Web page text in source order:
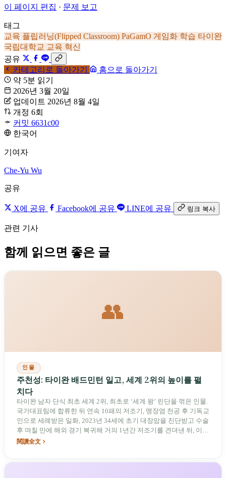
이 페이지 편집 · 문제 보고
태그
교육 플립러닝(Flipped Classroom) PaGamO 게임화 학습 타이완
국립대학교 교육 혁신
공유
카테고리로 돌아가기
홈으로 돌아가기
약 5분 읽기
2026년 3월 20일
업데이트 2026년 8월 4일
개정 6회
커밋 6631c00
한국어
기여자
Che-Yu Wu
공유
X에 공유 Facebook에 공유 LINE에 공유 링크 복사
관련 기사
함께 읽으면 좋은 글
👥
인물
주천성: 타이완 배드민턴 일고, 세계 2위의 높이를 펼
치다
타이완 남자 단식 최초 세계 2위, 최초로 ‘세계 왕’ 린단을 꺾은 인물.
국가대표팀에 합류한 뒤 연속 10패의 저조기, 맹장염 천공 후 기독교
인으로 세례받은 일화, 2023년 34세에 초기 대장암을 진단받고 수술
후 며칠 만에 해외 경기 복귀해 거의 1년간 저조기를 견뎌낸 뒤, 이듬
해 파리 올림픽에서 8강에 진출했다. 주천성은 타고난 재능에 의존
閱讀全文